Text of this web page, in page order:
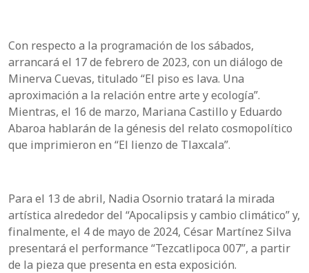
Con respecto a la programación de los sábados,
arrancará el 17 de febrero de 2023, con un diálogo de
Minerva Cuevas, titulado “El piso es lava. Una
aproximación a la relación entre arte y ecología”.
Mientras, el 16 de marzo, Mariana Castillo y Eduardo
Abaroa hablarán de la génesis del relato cosmopolítico
que imprimieron en “El lienzo de Tlaxcala”.
Para el 13 de abril, Nadia Osornio tratará la mirada
artística alrededor del “Apocalipsis y cambio climático” y,
finalmente, el 4 de mayo de 2024, César Martínez Silva
presentará el performance “Tezcatlipoca 007”, a partir
de la pieza que presenta en esta exposición.